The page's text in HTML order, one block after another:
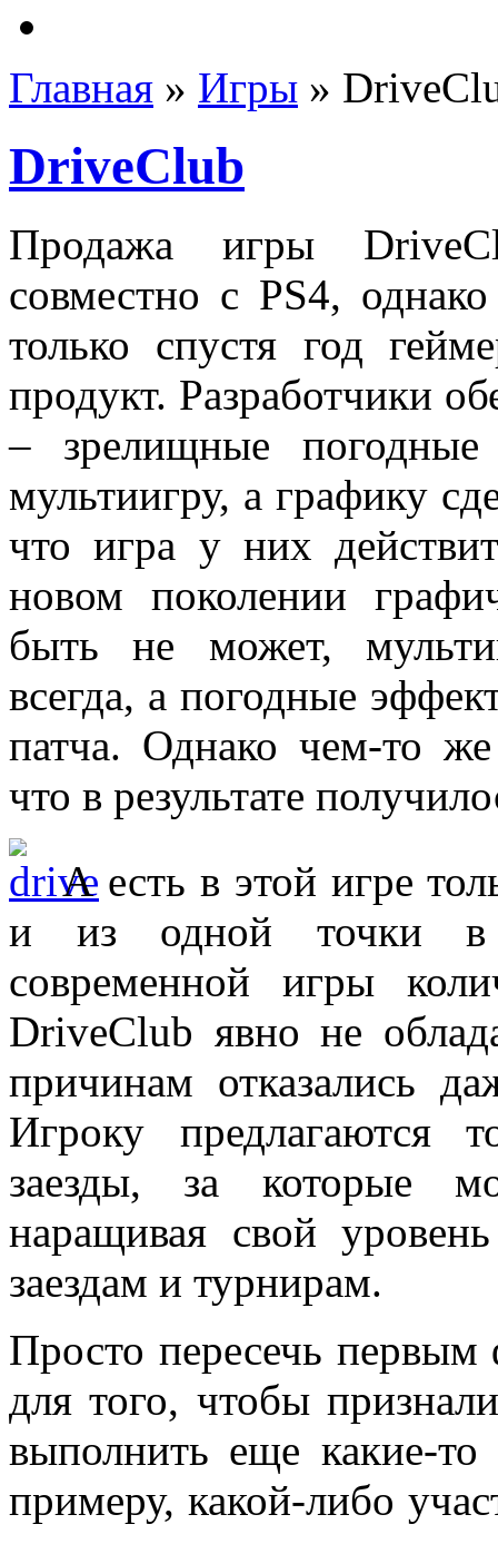
Главная » Игры »
DriveClub
Продажа игры
совместно с PS4,
только спустя год
продукт. Разработчики
– зрелищные
мультиигру, а графику
что игра у них
новом поколении
быть не может,
всегда, а погодные
патча. Однако чем-то
что в результате
А есть в этой игре
и из одной точки в
современной игры
DriveClub явно не
причинам отказались
Игроку предлагаются
заезды, за которые
наращивая свой
заездам и турнирам.
Просто пересечь
для того, чтобы
выполнить еще какие-
примеру, какой-либо